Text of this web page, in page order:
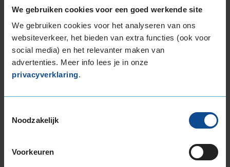
We gebruiken cookies voor een goed werkende site
We gebruiken cookies voor het analyseren van ons
websiteverkeer, het bieden van extra functies (ook voor
social media) en het relevanter maken van
advertenties. Meer info lees je in onze
privacyverklaring.
Noodzakelijk
Voorkeuren
9,0 Algemeen
10.000 tot 25.000 km